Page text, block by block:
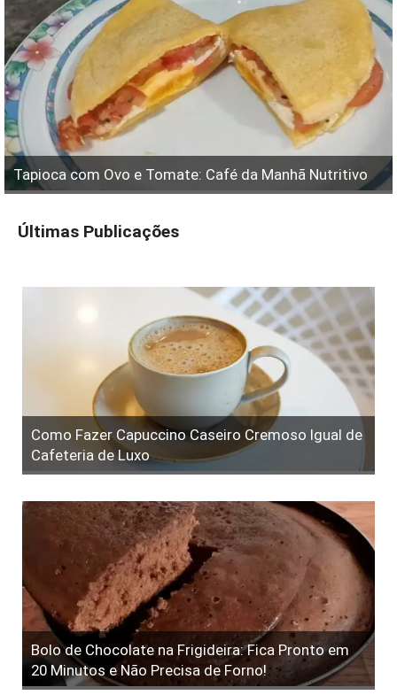
Tapioca com Ovo e Tomate: Café da Manhã Nutritivo
Últimas Publicações
Como Fazer Capuccino Caseiro Cremoso Igual de
Cafeteria de Luxo
Bolo de Chocolate na Frigideira: Fica Pronto em
20 Minutos e Não Precisa de Forno!